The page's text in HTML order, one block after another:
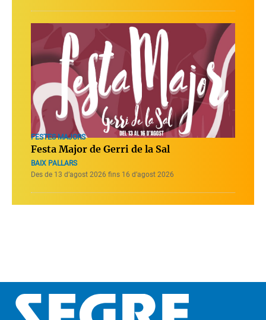
FESTES MAJORS
Festa Major de Gerri de la Sal
BAIX PALLARS
Des de 13 d’agost 2026 fins 16 d’agost 2026